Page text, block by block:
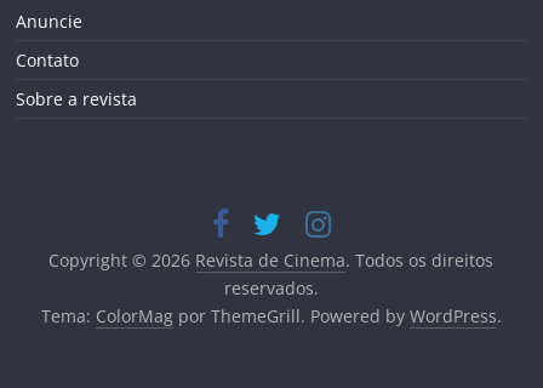
Anuncie
Contato
Sobre a revista
Copyright © 2026 Revista de Cinema. Todos os direitos
reservados.
Tema: ColorMagpor ThemeGrill. Powered by WordPress.